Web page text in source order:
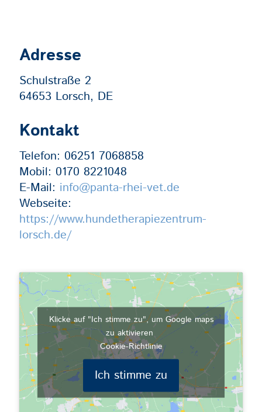
Adresse
Schulstraße 2
64653 Lorsch, DE
Kontakt
Telefon: 06251 7068858
Mobil: 0170 8221048
E-Mail: info@panta-rhei-vet.de
Webseite:
https://www.hundetherapiezentrum-
lorsch.de/
Klicke auf "Ich stimme zu", um Google maps
zu aktivieren
Cookie-Richtlinie
Ich stimme zu